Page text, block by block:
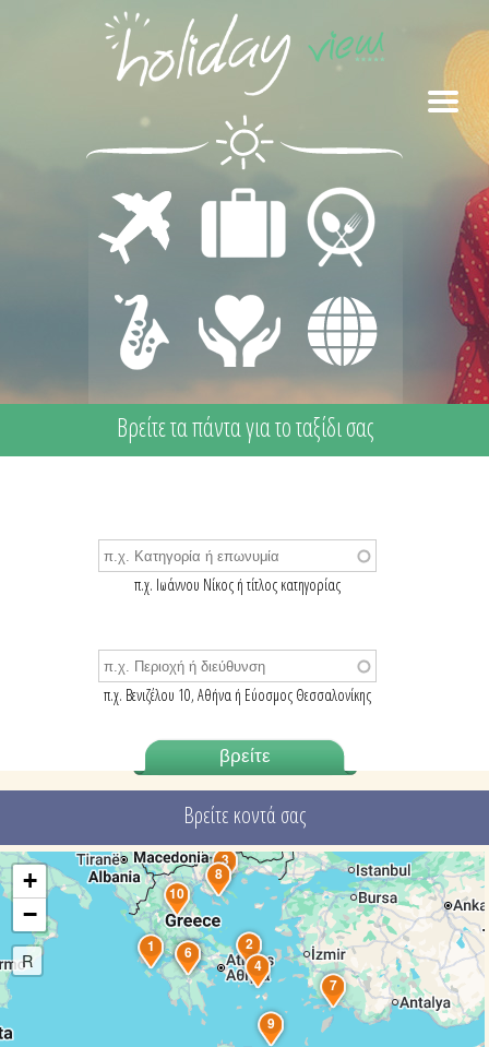
ΜΕΤΑΦΟΡΕΣ ΔΙΑΜΟΝΗ ΕΣΤΙΑΣΗ
ΔΙΑΣΚΕΔΑΣΗ
- ΨΥΧΑΓΩΓΙΑ
ΙΑΤΡΙΚΗ
ΦΡΟΝΤΙΔΑ -
ΠΡΩΤΕΣ
ΒΟΗΘΕΙΕΣ
ΔΙΑΦΟΡΑ
π.χ. Ιωάννου Νίκος ή τίτλος κατηγορίας
π.χ. Βενιζέλου 10, Αθήνα ή Εύοσμος Θεσσαλονίκης
Βρείτε κοντά σας
1 2
3
4
5
6
7
8
9
10
+
−
R